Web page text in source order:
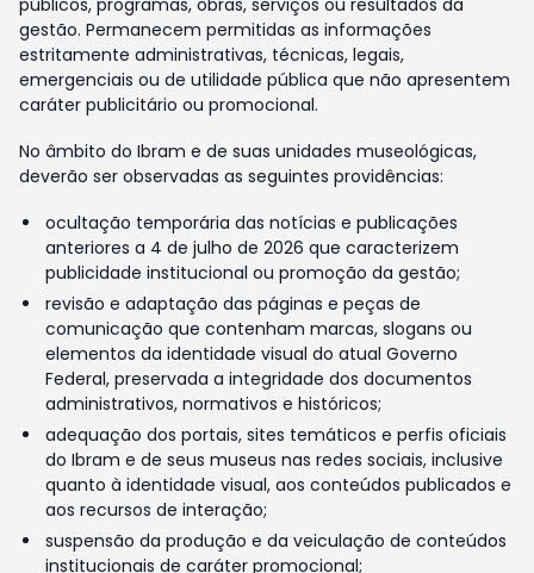
públicos, programas, obras, serviços ou resultados da
gestão. Permanecem permitidas as informações
estritamente administrativas, técnicas, legais,
emergenciais ou de utilidade pública que não apresentem
caráter publicitário ou promocional.
No âmbito do Ibram e de suas unidades museológicas,
deverão ser observadas as seguintes providências:
ocultação temporária das notícias e publicações
anteriores a 4 de julho de 2026 que caracterizem
publicidade institucional ou promoção da gestão;
revisão e adaptação das páginas e peças de
comunicação que contenham marcas, slogans ou
elementos da identidade visual do atual Governo
Federal, preservada a integridade dos documentos
administrativos, normativos e históricos;
adequação dos portais, sites temáticos e perfis oficiais
do Ibram e de seus museus nas redes sociais, inclusive
quanto à identidade visual, aos conteúdos publicados e
aos recursos de interação;
suspensão da produção e da veiculação de conteúdos
institucionais de caráter promocional;